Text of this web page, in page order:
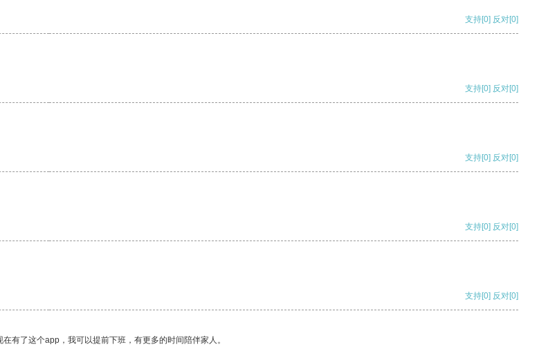
支持[0] 反对[0]
支持[0] 反对[0]
支持[0] 反对[0]
支持[0] 反对[0]
支持[0] 反对[0]
有了这个app，我可以提前下班，有更多的时间陪伴家人。